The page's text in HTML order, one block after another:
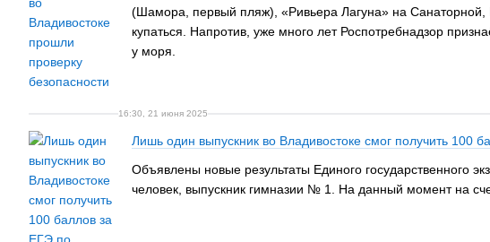
(Шамора, первый пляж), «Ривьера Лагуна» на
купаться. Напротив, уже много лет Роспотребнадзор
у моря.
16:30, 21 июня 2025
Лишь один выпускник во Владивостоке смог получить 100
Объявлены новые результаты Единого государственного
человек, выпускник гимназии № 1. На данный момент на